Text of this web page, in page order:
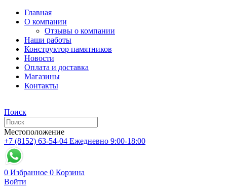
Главная
О компании
Отзывы о компании
Наши работы
Конструктор памятников
Новости
Оплата и доставка
Магазины
Контакты
Поиск
Местоположение
+7 (8152) 63-54-04 Ежедневно 9:00-18:00
0 Избранное 0 Корзина
Войти